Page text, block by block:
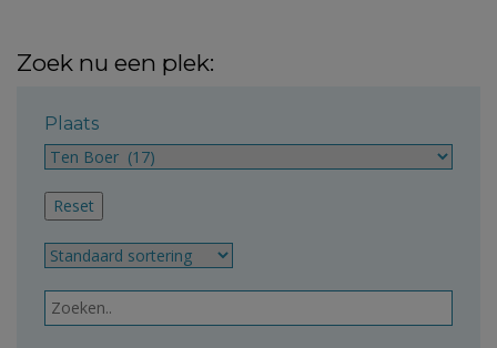
Zoek nu een plek:
Plaats